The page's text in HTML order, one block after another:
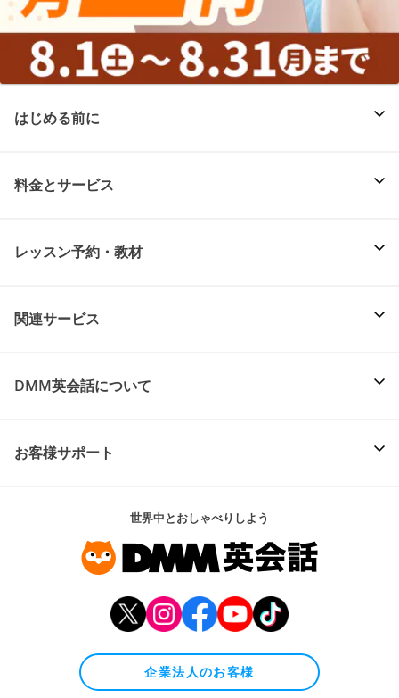
はじめる前に
料金とサービス
レッスン予約・教材
関連サービス
DMM英会話について
お客様サポート
世界中とおしゃべりしよう
企業法人のお客様